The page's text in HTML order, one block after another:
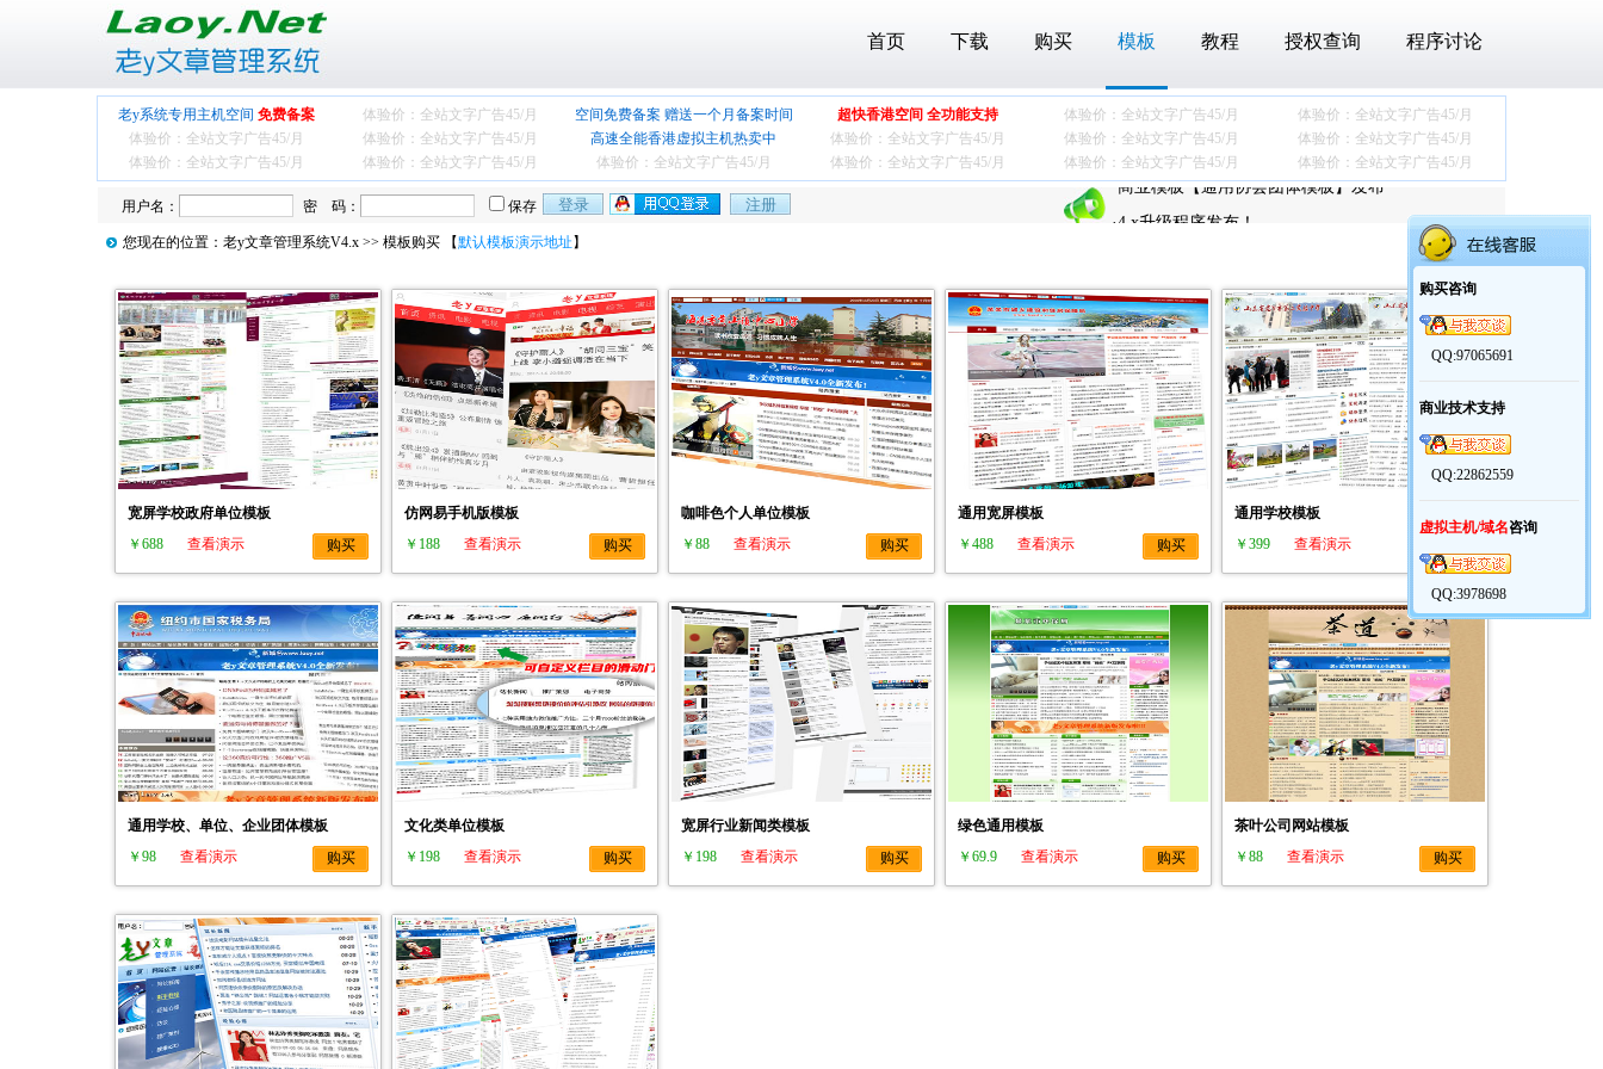
首页 下载 购买 模板 教程 授权查询 程序讨论
老y系统专用主机空间 免费备案 体验价：全站文字广告45/月 空间免费备案 赠送一个月备案时间 超快香港空间 全功能支持 体验价：全站文字广告45/月 体验价：全站文字广告45/月
体验价：全站文字广告45/月 体验价：全站文字广告45/月 高速全能香港虚拟主机热卖中 体验价：全站文字广告45/月 体验价：全站文字广告45/月 体验价：全站文字广告45/月
体验价：全站文字广告45/月 体验价：全站文字广告45/月 体验价：全站文字广告45/月 体验价：全站文字广告45/月 体验价：全站文字广告45/月 体验价：全站文字广告45/月
· 关于最近下载压缩包后360报木马的问题
· 商业模板【通用协会团体模板】发布
·商业模板【通用协会团体模板】发布
·4.x升级程序发布！
·老y文章管理系统V4.x更新说明
用户名： 密 码： 保存
您现在的位置： 老y文章管理系统V4.x >> 模板购买 【默认模板演示地址 】
宽屏学校政府单位模板
￥688
查看演示 购买
仿网易手机版模板
￥188
查看演示 购买
咖啡色个人单位模板
￥88
查看演示 购买
通用宽屏模板
￥488
查看演示 购买
通用学校模板
￥399
查看演示
通用学校、单位、企业团体模板
￥98
查看演示 购买
文化类单位模板
￥198
查看演示 购买
宽屏行业新闻类模板
￥198
查看演示 购买
绿色通用模板
￥69.9
查看演示 购买
茶叶公司网站模板
￥88
查看演示 购买
购买咨询
QQ:97065691
商业技术支持
QQ:22862559
虚拟主机/域名咨询
QQ:3978698